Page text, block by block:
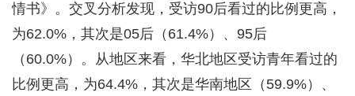
情书》。交叉分析发现，受访90后看过的比例更高，
为62.0%，其次是05后（61.4%）、95后
（60.0%）。从地区来看，华北地区受访青年看过的
比例更高，为64.4%，其次是华南地区（59.9%）、